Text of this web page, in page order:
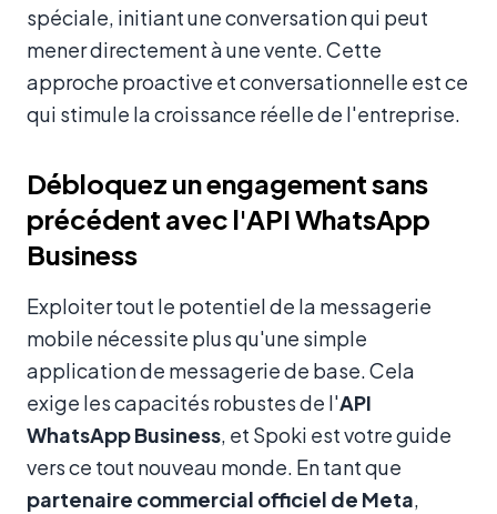
spéciale, initiant une conversation qui peut
mener directement à une vente. Cette
approche proactive et conversationnelle est ce
qui stimule la croissance réelle de l'entreprise.
Débloquez un engagement sans
précédent avec l'API WhatsApp
Business
Exploiter tout le potentiel de la messagerie
mobile nécessite plus qu'une simple
application de messagerie de base. Cela
exige les capacités robustes de l'API
WhatsApp Business, et Spoki est votre guide
vers ce tout nouveau monde. En tant que
partenaire commercial officiel de Meta,